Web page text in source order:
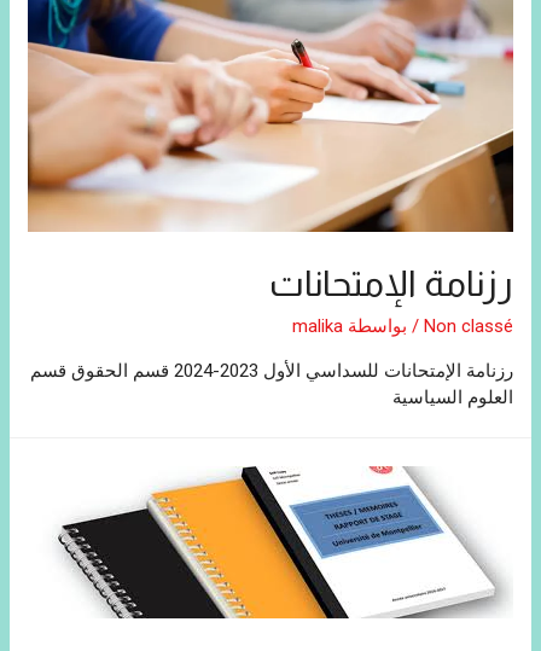
رزنامة الإمتحانات
Non classé / بواسطة malika
رزنامة الإمتحانات للسداسي الأول 2023-2024 قسم الحقوق قسم
العلوم السياسية